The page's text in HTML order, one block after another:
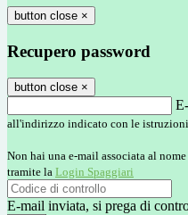
button close ×
Recupero password
button close ×
all'indirizzo indicato con le istruzioni
Non hai una e-mail associata al
tramite la Login Spaggiari
E-mail inviata, si prega di